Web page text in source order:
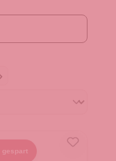
gespart